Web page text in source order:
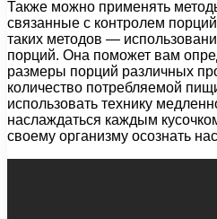
Также можно применять
связанные с контролем
таких методов —
порций. Она поможет вам
размеры порций различных
количество потребляемой
использовать технику
наслаждаться каждым
своему организму осознать